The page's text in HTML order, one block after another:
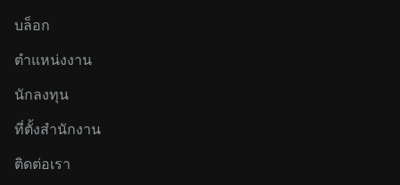
บล็อก
ตำแหน่งงาน
นักลงทุน
ที่ตั้งสำนักงาน
ติดต่อเรา